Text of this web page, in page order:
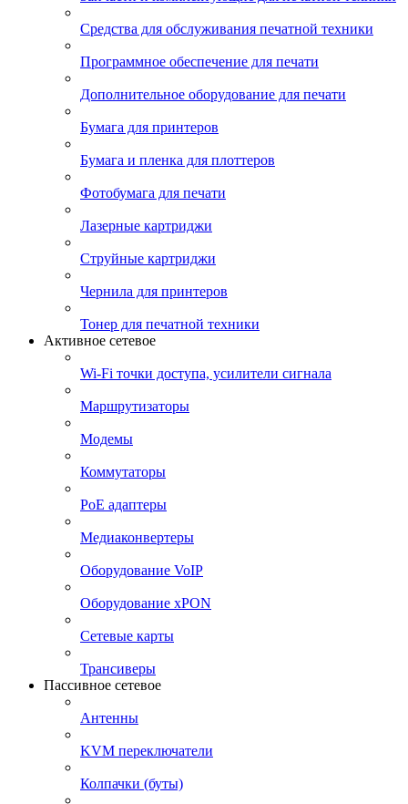
Средства для обслуживания печатной техники
Программное обеспечение для печати
Дополнительное оборудование для печати
Бумага для принтеров
Бумага и пленка для плоттеров
Фотобумага для печати
Лазерные картриджи
Струйные картриджи
Чернила для принтеров
Тонер для печатной техники
Активное сетевое
Wi-Fi точки доступа, усилители сигнала
Маршрутизаторы
Модемы
Коммутаторы
PoE адаптеры
Медиаконвертеры
Оборудование VoIP
Оборудование xPON
Сетевые карты
Трансиверы
Пассивное сетевое
Антенны
KVM переключатели
Колпачки (буты)